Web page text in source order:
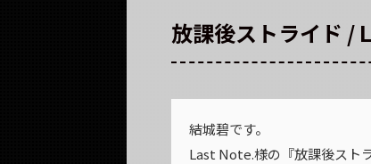
放課後ストライド
結城碧です。
Last Note.様の『放課後スト